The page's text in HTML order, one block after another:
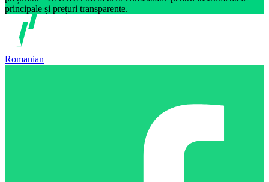
principale și prețuri transparente.
Romanian